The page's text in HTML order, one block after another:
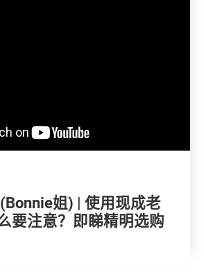
(Bonnie姐) | 使用现成老
要注意？即睇精明选购